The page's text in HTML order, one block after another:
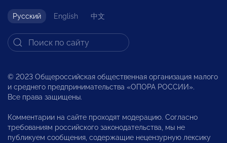
Русский English 中文
© 2023 Общероссийская общественная организация малого
и среднего предпринимательства «ОПОРА РОССИИ».
Все права защищены.
Комментарии на сайте проходят модерацию. Согласно
требованиям российского законодательства, мы не
публикуем сообщения, содержащие нецензурную лексику